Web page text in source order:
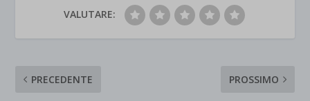
VALUTARE:
PRECEDENTE PROSSIMO